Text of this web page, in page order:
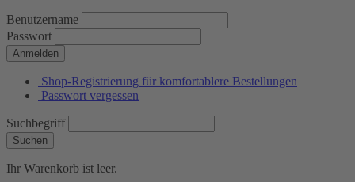
Benutzername
Passwort
Anmelden
Shop-Registrierung für komfortablere Bestellungen
Passwort vergessen
Suchbegriff
Suchen
Ihr Warenkorb ist leer.